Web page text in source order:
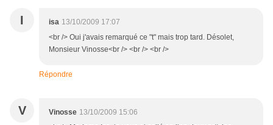
I isa 13/10/2009 17:07
<br /> Oui j'avais remarqué ce "t" mais trop tard. Désolet,
Monsieur Vinosse<br /> <br /> <br />
Répondre
V Vinosse 13/10/2009 15:06